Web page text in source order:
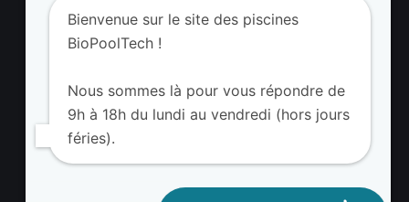
BioValue BioPoolTech
Avenue Louis Philibert
Tel. (+33) 09 8008 3650
Bienvenue sur le site des piscines
BioPoolTech !
Nous sommes là pour vous répondre de
9h à 18h du lundi au vendredi (hors jours
féries).